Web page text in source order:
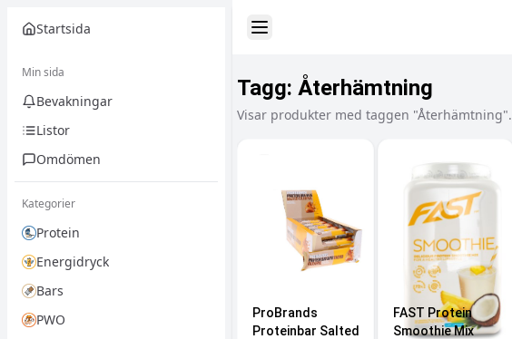
Startsida
Min sida
Bevakningar
Listor
Omdömen
Kategorier
Protein
Energidryck
Bars
PWO
Toggle Sidebar
Tagg: Återhämtning
Visar produkter med taggen "Återhämtning".
ProBrands
Proteinbar Salted
FAST Protein
Smoothie Mix